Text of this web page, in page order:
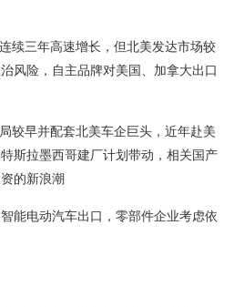
续三年高速增长，但北美发达市场较
风险，自主品牌对美国、加拿大出口
较早并配套北美车企巨头，近年赴美
斯拉墨西哥建厂计划带动，相关国产
的新浪潮
能电动汽车出口，零部件企业考虑依